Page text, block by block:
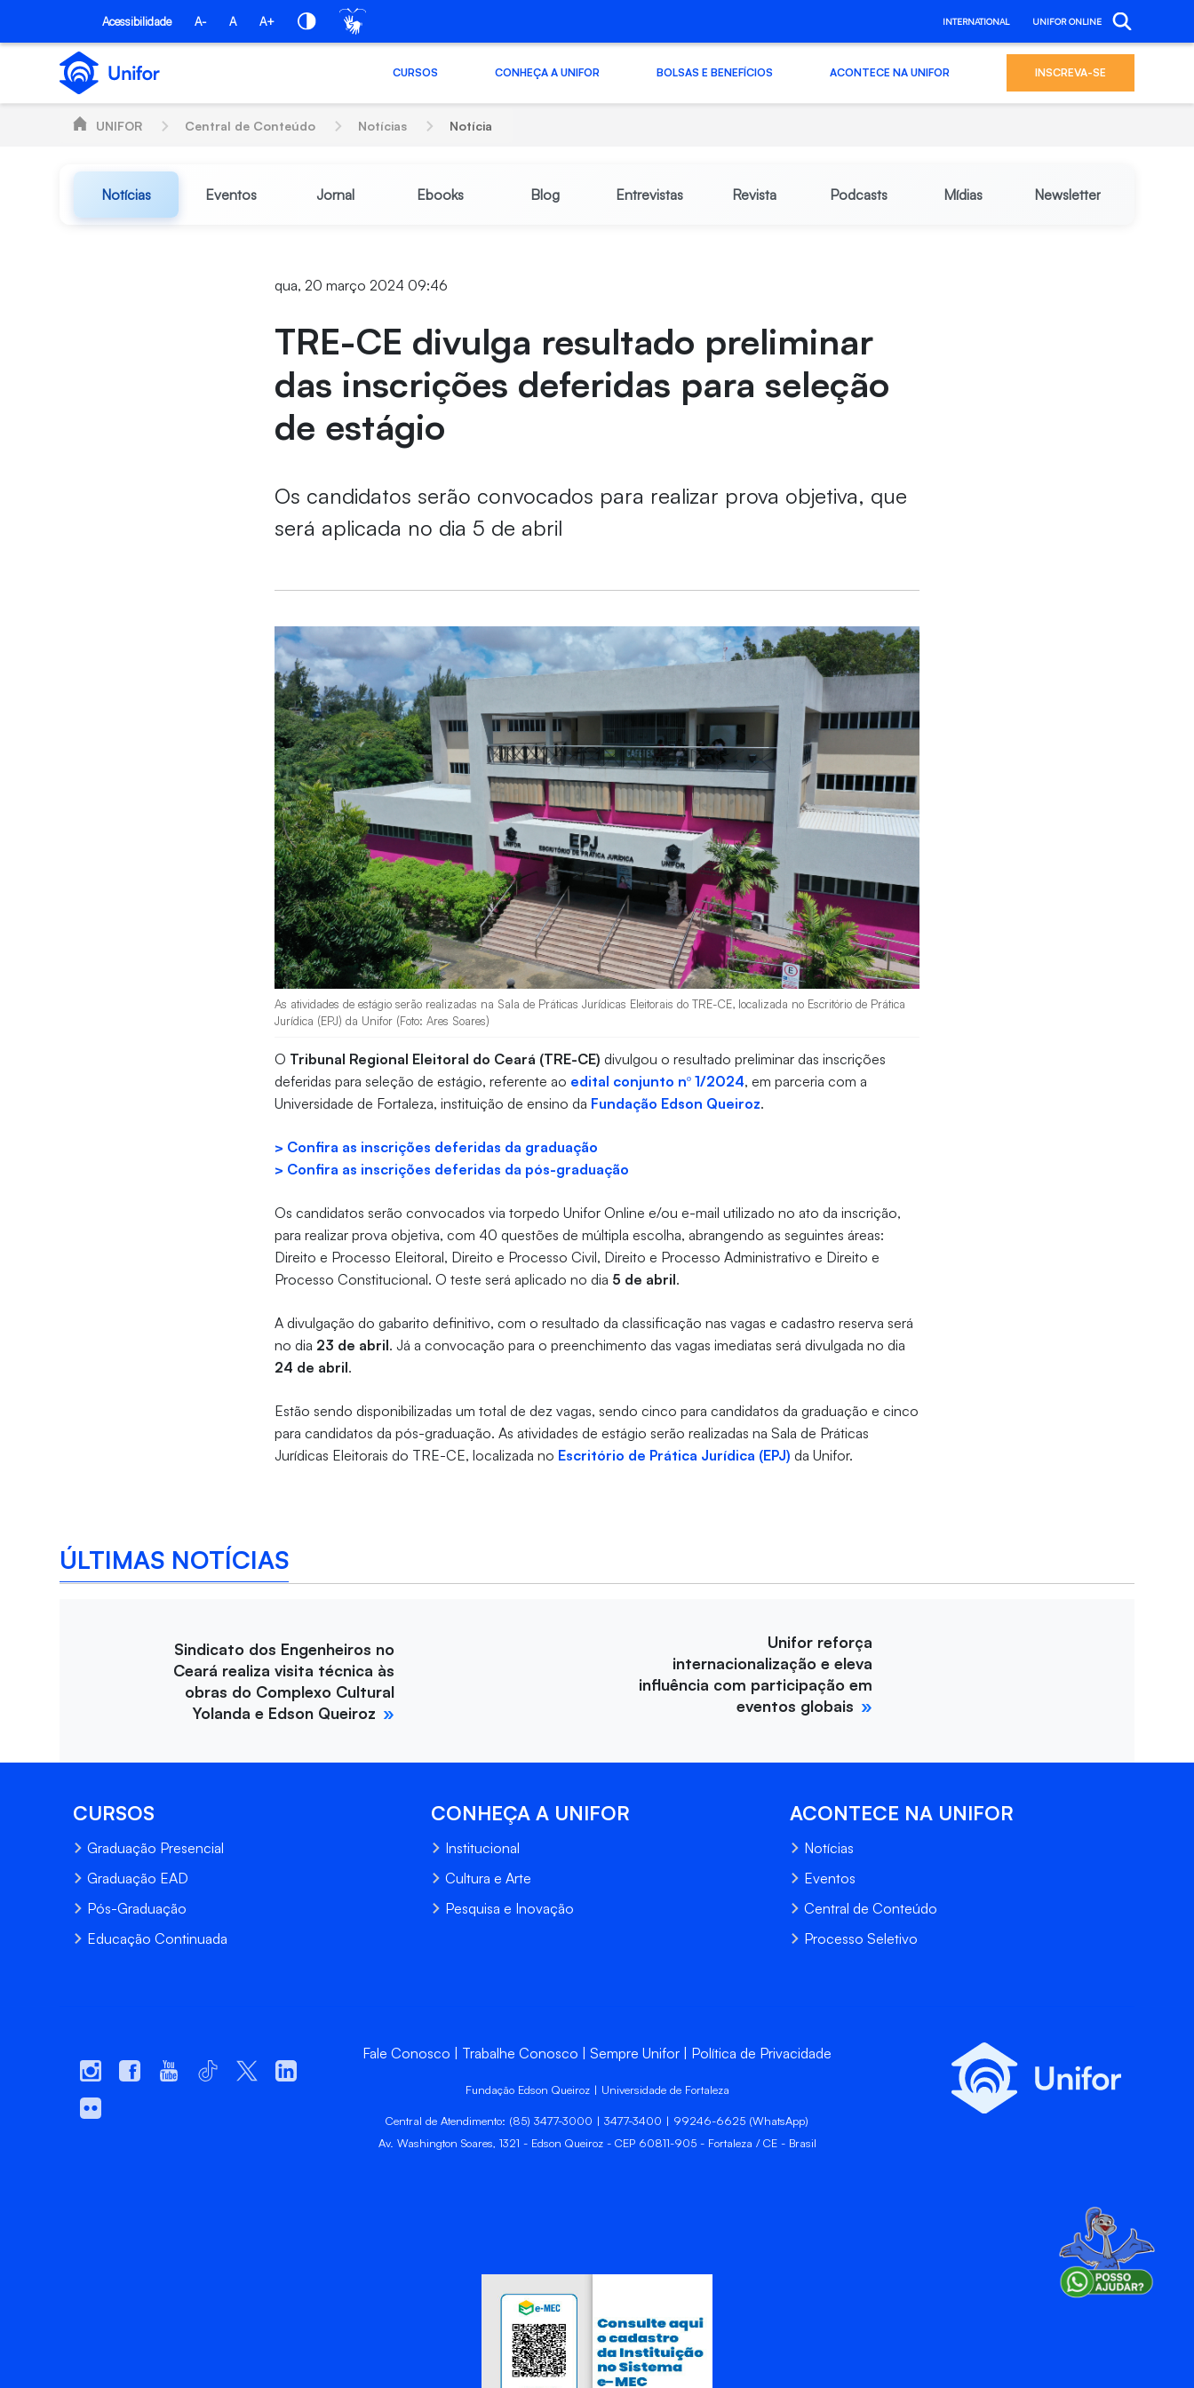
Pular para o Conteúdo principal
Acessibilidade A- A A+ INTERNATIONAL UNIFOR ONLINE
CURSOS CONHEÇA A UNIFOR BOLSAS E BENEFÍCIOS ACONTECE NA UNIFOR INSCREVA-SE
UNIFOR Central de Conteúdo Notícias Notícia
Notícias Eventos Jornal Ebooks Blog Entrevistas Revista Podcasts Mídias Newsletter
qua, 20 março 2024 09:46
TRE-CE divulga resultado preliminar
das inscrições deferidas para seleção
de estágio
Os candidatos serão convocados para realizar prova objetiva, que
será aplicada no dia 5 de abril
As atividades de estágio serão realizadas na Sala de Práticas Jurídicas Eleitorais do TRE-CE, localizada no Escritório de Prática
Jurídica (EPJ) da Unifor (Foto: Ares Soares)
O Tribunal Regional Eleitoral do Ceará (TRE-CE) divulgou o resultado preliminar das inscrições
deferidas para seleção de estágio, referente ao edital conjunto nº 1/2024, em parceria com a
Universidade de Fortaleza, instituição de ensino da Fundação Edson Queiroz.
> Confira as inscrições deferidas da graduação
> Confira as inscrições deferidas da pós-graduação
Os candidatos serão convocados via torpedo Unifor Online e/ou e-mail utilizado no ato da inscrição,
para realizar prova objetiva, com 40 questões de múltipla escolha, abrangendo as seguintes áreas:
Direito e Processo Eleitoral, Direito e Processo Civil, Direito e Processo Administrativo e Direito e
Processo Constitucional. O teste será aplicado no dia 5 de abril.
A divulgação do gabarito definitivo, com o resultado da classificação nas vagas e cadastro reserva será
no dia 23 de abril. Já a convocação para o preenchimento das vagas imediatas será divulgada no dia
24 de abril.
Estão sendo disponibilizadas um total de dez vagas, sendo cinco para candidatos da graduação e cinco
para candidatos da pós-graduação. As atividades de estágio serão realizadas na Sala de Práticas
Jurídicas Eleitorais do TRE-CE, localizada no Escritório de Prática Jurídica (EPJ) da Unifor.
ÚLTIMAS NOTÍCIAS
Sindicato dos Engenheiros no
Ceará realiza visita técnica às
obras do Complexo Cultural
Yolanda e Edson Queiroz
Unifor reforça
internacionalização e eleva
influência com participação em
eventos globais
CURSOS
Graduação Presencial
Graduação EAD
Pós-Graduação
Educação Continuada
CONHEÇA A UNIFOR
Institucional
Cultura e Arte
Pesquisa e Inovação
ACONTECE NA UNIFOR
Notícias
Eventos
Central de Conteúdo
Processo Seletivo
Fale Conosco Trabalhe Conosco Sempre Unifor Política de Privacidade
Fundação Edson Queiroz | Universidade de Fortaleza
Central de Atendimento: (85) 3477-3000 | 3477-3400 | 99246-6625 (WhatsApp)
Av. Washington Soares, 1321 - Edson Queiroz - CEP 60811-905 - Fortaleza / CE - Brasil